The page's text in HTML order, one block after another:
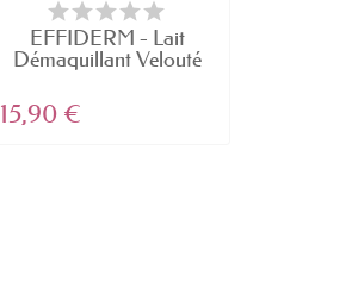
EFFIDERM - Lait
Démaquillant Velouté
15,90 €